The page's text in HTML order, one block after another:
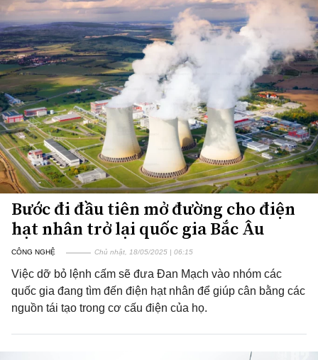
Bước đi đầu tiên mở đường cho điện
hạt nhân trở lại quốc gia Bắc Âu
CÔNG NGHỆ Chủ nhật, 18/05/2025 | 06:15
Việc dỡ bỏ lệnh cấm sẽ đưa Đan Mạch vào nhóm các
quốc gia đang tìm đến điện hạt nhân để giúp cân bằng các
nguồn tái tạo trong cơ cấu điện của họ.